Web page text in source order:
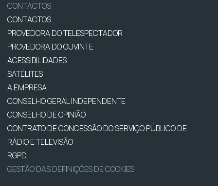
CONTACTOS
CONTACTOS
PROVEDORA DO TELESPECTADOR
PROVEDORA DO OUVINTE
ACESSIBILIDADES
SATÉLITES
A EMPRESA
CONSELHO GERAL INDEPENDENTE
CONSELHO DE OPINIÃO
CONTRATO DE CONCESSÃO DO SERVIÇO PÚBLICO DE
RÁDIO E TELEVISÃO
RGPD
GESTÃO DAS DEFINIÇÕES DE COOKIES